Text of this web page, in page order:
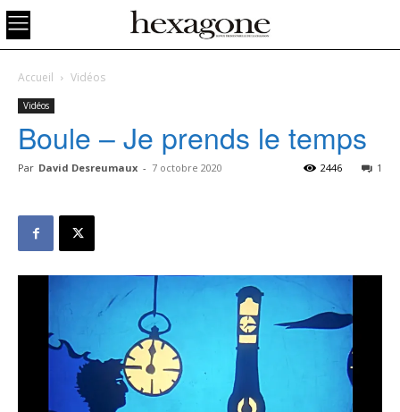
Accueil Vidéos
Vidéos
Boule – Je prends le temps
Par David Desreumaux - 7 octobre 2020 1
2446